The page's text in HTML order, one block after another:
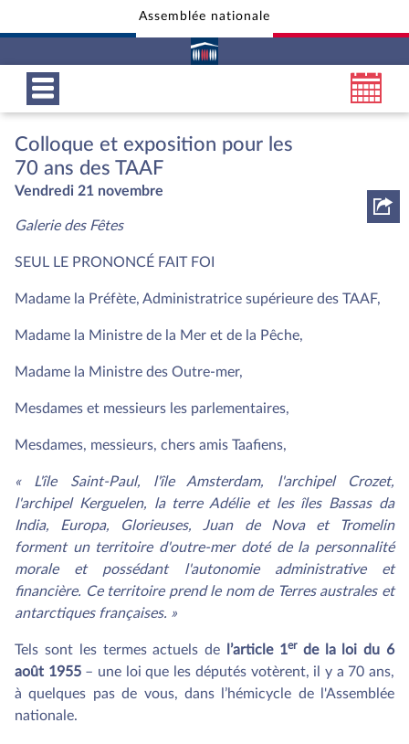
Aller en bas de la pageAssemblée nationale
Colloque et exposition pour les
70 ans des TAAF
Vendredi 21 novembre
Galerie des Fêtes
SEUL LE PRONONCÉ FAIT FOI
Madame la Préfète, Administratrice supérieure des TAAF,
Madame la Ministre de la Mer et de la Pêche,
Madame la Ministre des Outre-mer,
Mesdames et messieurs les parlementaires,
Mesdames, messieurs, chers amis Taafiens,
« L'île Saint-Paul, l'île Amsterdam, l'archipel Crozet,
l'archipel Kerguelen, la terre Adélie et les îles Bassas da
India, Europa, Glorieuses, Juan de Nova et Tromelin
forment un territoire d'outre-mer doté de la personnalité
morale et possédant l'autonomie administrative et
financière. Ce territoire prend le nom de Terres australes et
antarctiques françaises. »
Tels sont les termes actuels de l’article 1er de la loi du 6
août 1955– une loi que les députés votèrent, il y a 70 ans,
à quelques pas de vous, dans l’hémicycle de l'Assemblée
nationale.